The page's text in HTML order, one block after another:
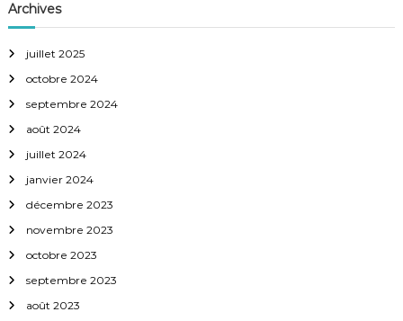
Archives
juillet 2025
octobre 2024
septembre 2024
août 2024
juillet 2024
janvier 2024
décembre 2023
novembre 2023
octobre 2023
septembre 2023
août 2023